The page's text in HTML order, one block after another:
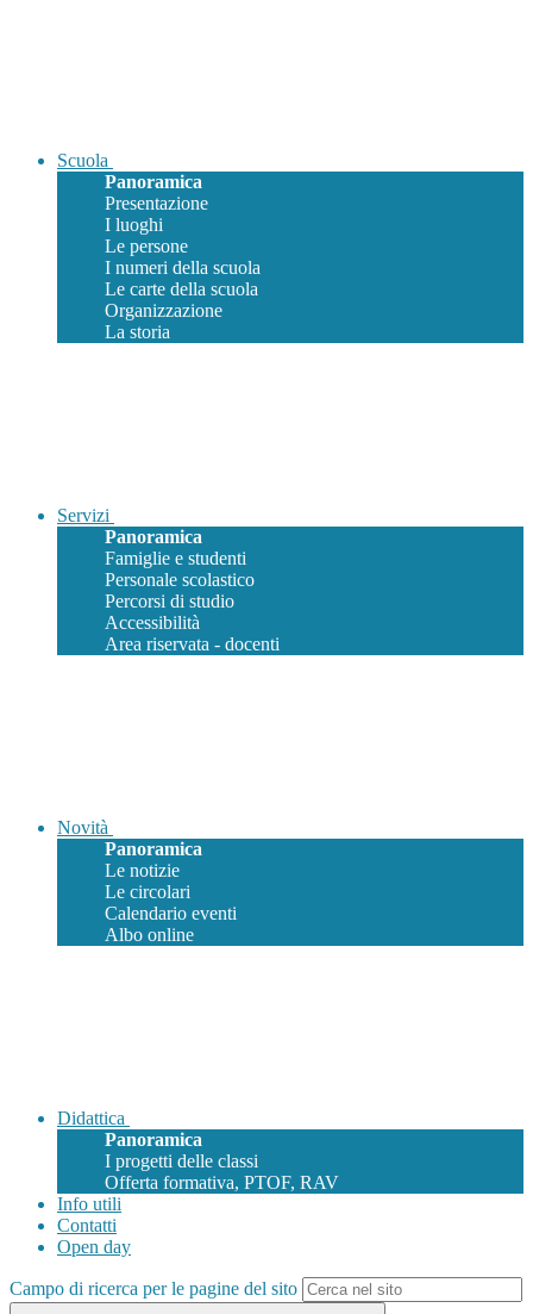
Scuola
Panoramica
Presentazione
I luoghi
Le persone
I numeri della scuola
Le carte della scuola
Organizzazione
La storia
Servizi
Panoramica
Famiglie e studenti
Personale scolastico
Percorsi di studio
Accessibilità
Area riservata - docenti
Novità
Panoramica
Le notizie
Le circolari
Calendario eventi
Albo online
Didattica
Panoramica
I progetti delle classi
Offerta formativa, PTOF, RAV
Info utili
Contatti
Open day
Campo di ricerca per le pagine del sito